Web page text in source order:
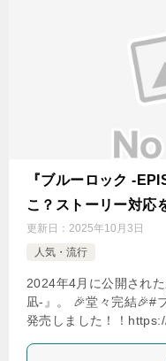
『ブルーロック -
こ？ストーリー対応
更新日： 2025年10月3日
人気・流行
2024年4月に公開され
凪-』。 🎉堂々完結🎉#
発売しました！！